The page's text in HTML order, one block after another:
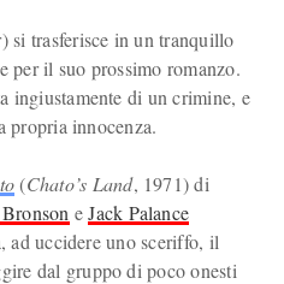
si trasferisce in un tranquillo
per il suo prossimo romanzo.
ingiustamente di un crimine, e
propria innocenza.
(Chato’s Land, 1971) di
eJack Palance
ad uccidere uno sceriffo, il
dal gruppo di poco onesti